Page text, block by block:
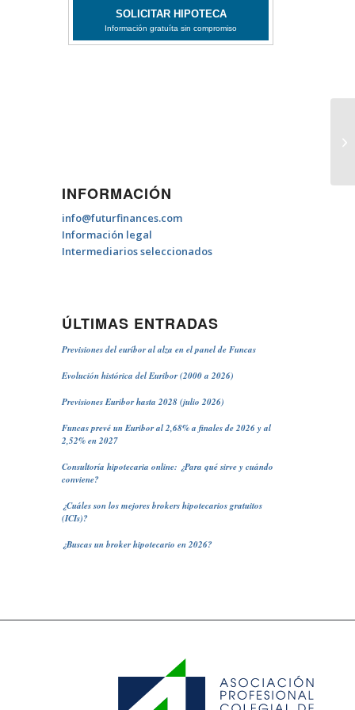
INFORMACIÓN
info@futurfinances.com
Información legal
Intermediarios seleccionados
ÚLTIMAS ENTRADAS
Previsiones del euríbor al alza en el panel de Funcas
Evolución histórica del Euribor (2000 a 2026)
Previsiones Euribor hasta 2028 (julio 2026)
Funcas prevé un Euribor al 2,68% a finales de 2026 y al
2,52% en 2027
Consultoría hipotecaria online: ¿Para qué sirve y cuándo
conviene?
¿Cuáles son los mejores brokers hipotecarios gratuitos
(ICIs)?
¿Buscas un broker hipotecario en 2026?